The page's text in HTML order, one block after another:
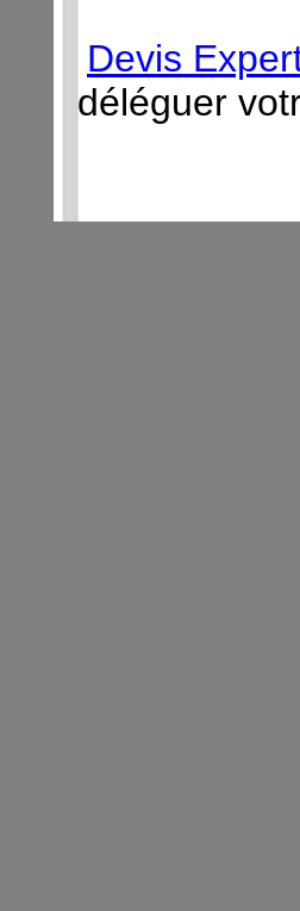
Devis
déléguer